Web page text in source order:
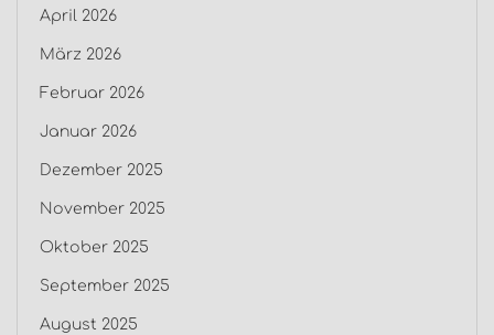
April 2026
März 2026
Februar 2026
Januar 2026
Dezember 2025
November 2025
Oktober 2025
September 2025
August 2025